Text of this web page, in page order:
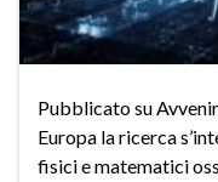
Pubblicato su
Europa la ricerca
fisici e matematici